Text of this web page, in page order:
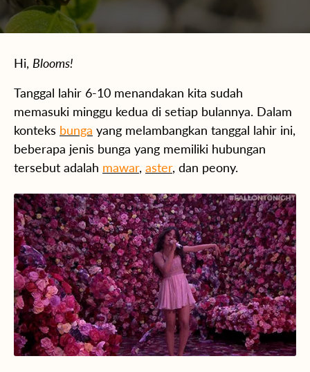
Hi, Blooms!
Tanggal lahir 6-10 menandakan kita sudah
memasuki minggu kedua di setiap bulannya. Dalam
konteks bunga yang melambangkan tanggal lahir ini,
beberapa jenis bunga yang memiliki hubungan
tersebut adalah mawar, aster, dan peony.